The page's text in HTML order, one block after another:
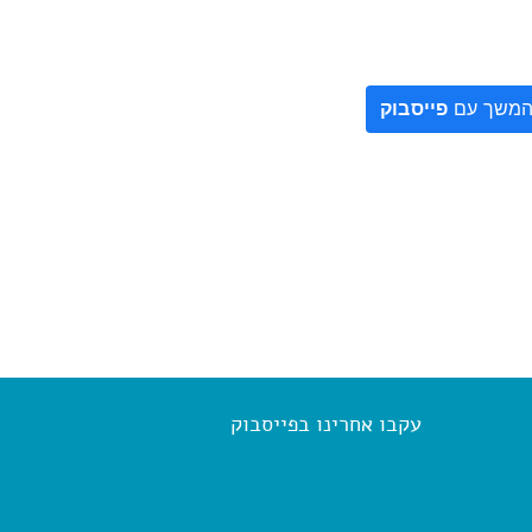
המשך עם פייסבוק
עקבו אחרינו בפייסבוק